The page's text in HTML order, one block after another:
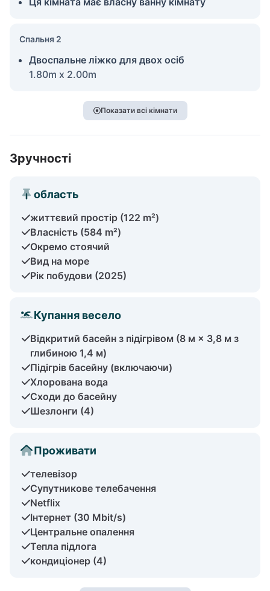
Спальня 2
Двоспальне ліжко для двох осіб
1.80m x 2.00m
Показати всі кімнати
Зручності
область
життєвий простір (122 m²)
Власність (584 m²)
Окремо стоячий
Вид на море
Рік побудови (2025)
Купання весело
Відкритий басейн з підігрівом (8 м × 3,8 м з
глибиною 1,4 м)
Підігрів басейну (включаючи)
Хлорована вода
Сходи до басейну
Шезлонги (4)
Проживати
телевізор
Супутникове телебачення
Netflix
Інтернет (30 Mbit/s)
Центральне опалення
Тепла підлога
кондиціонер (4)